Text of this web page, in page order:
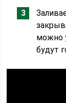
можно
будут